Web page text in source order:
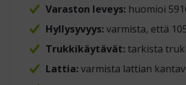
Varaston leveys:huomioi
Hyllysyvyys:varmista, että
Trukkikäytävät:tarkista
Lattia:varmista lattian